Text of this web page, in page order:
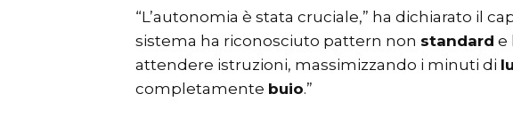
“L’autonomia è stata cruciale,” ha dichiarato il
sistema ha riconosciuto pattern non standard e
attendere istruzioni, massimizzando i minuti di
completamente buio.”